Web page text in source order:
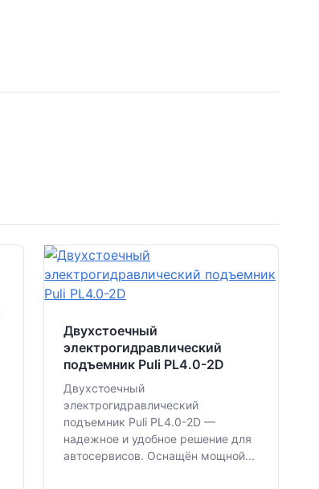
Двухстоечный
электрогидравлический
подъемник Puli PL4.0-2D
Двухстоечный
электрогидравлический
подъемник Puli PL4.0-2D —
надежное и удобное решение для
автосервисов. Оснащён мощной...